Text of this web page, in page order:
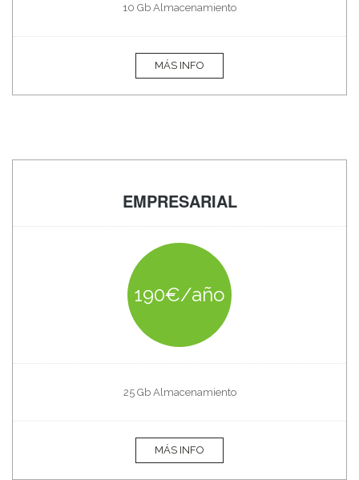
10 Gb Almacenamiento
MÁS INFO
EMPRESARIAL
190€/año
25 Gb Almacenamiento
MÁS INFO